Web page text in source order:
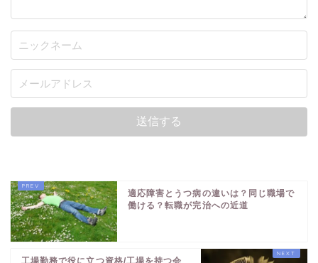
適応障害とうつ病の違いは？同じ職場で
働ける？転職が完治への近道
工場勤務で役に立つ資格/工場を持つ会